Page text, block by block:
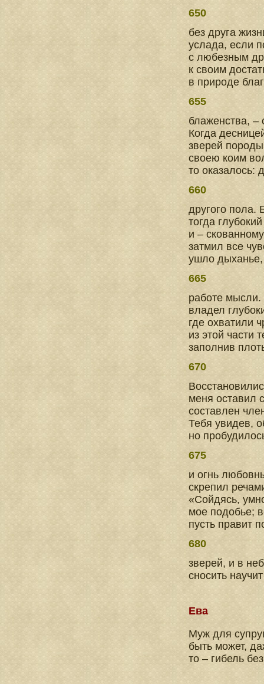
650
без друга
услада, если
с любезным
к своим
в природе
655
блаженства, –
Когда
зверей
своею коим
то оказалось:
660
другого
тогда
и –
затмил все
ушло дыханье,
665
работе мысли.
владел
где охватили
из этой части
заполнив
670
меня оставил
составлен
Тебя увидев,
но
675
и огнь
скрепил
«Сойдясь,
мое подобье;
пусть правит
680
зверей, и в
сносить
Ева
Муж для
быть может,
то – гибель